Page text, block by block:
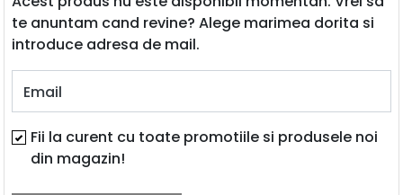
te anuntam cand revine? Alege marimea dorita si
introduce adresa de mail.
Email
Fii la curent cu toate promotiile si produsele noi
din magazin!